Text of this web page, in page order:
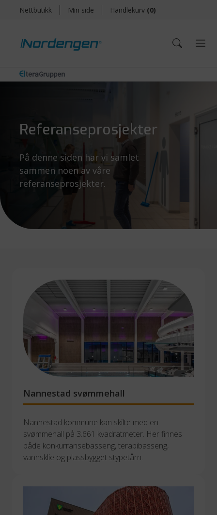
Nettbutikk Min side Handlekurv (0)
Referanseprosjekter
På denne siden har vi samlet
sammen noen av våre
referanseprosjekter.
Nannestad svømmehall
Nannestad kommune kan skilte med en
svømmehall på 3.661 kvadratmeter. Her finnes
både konkurransebasseng, terapibasseng,
vannsklie og plassbygget stypetårn.